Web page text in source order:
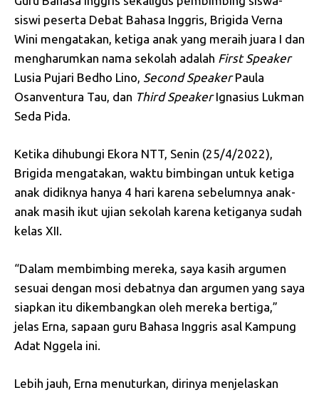
siswi peserta Debat Bahasa Inggris, Brigida Verna
Wini mengatakan, ketiga anak yang meraih juara I dan
mengharumkan nama sekolah adalah First Speaker
Lusia Pujari Bedho Lino, Second SpeakerPaula
Osanventura Tau, dan Third SpeakerIgnasius Lukman
Seda Pida.
Ketika dihubungi Ekora NTT, Senin (25/4/2022),
Brigida mengatakan, waktu bimbingan untuk ketiga
anak didiknya hanya 4 hari karena sebelumnya anak-
anak masih ikut ujian sekolah karena ketiganya sudah
kelas XII.
“Dalam membimbing mereka, saya kasih argumen
sesuai dengan mosi debatnya dan argumen yang saya
siapkan itu dikembangkan oleh mereka bertiga,”
jelas Erna, sapaan guru Bahasa Inggris asal Kampung
Adat Nggela ini.
Lebih jauh, Erna menuturkan, dirinya menjelaskan